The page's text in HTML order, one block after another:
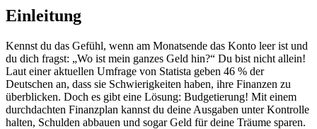
Einleitung
Kennst du das Gefühl, wenn am Monatsende das Konto leer ist und
du dich fragst: „Wo ist mein ganzes Geld hin?“ Du bist nicht allein!
Laut einer aktuellen Umfrage von Statista geben 46 % der
Deutschen an, dass sie Schwierigkeiten haben, ihre Finanzen zu
überblicken. Doch es gibt eine Lösung: Budgetierung! Mit einem
durchdachten Finanzplan kannst du deine Ausgaben unter Kontrolle
halten, Schulden abbauen und sogar Geld für deine Träume sparen.